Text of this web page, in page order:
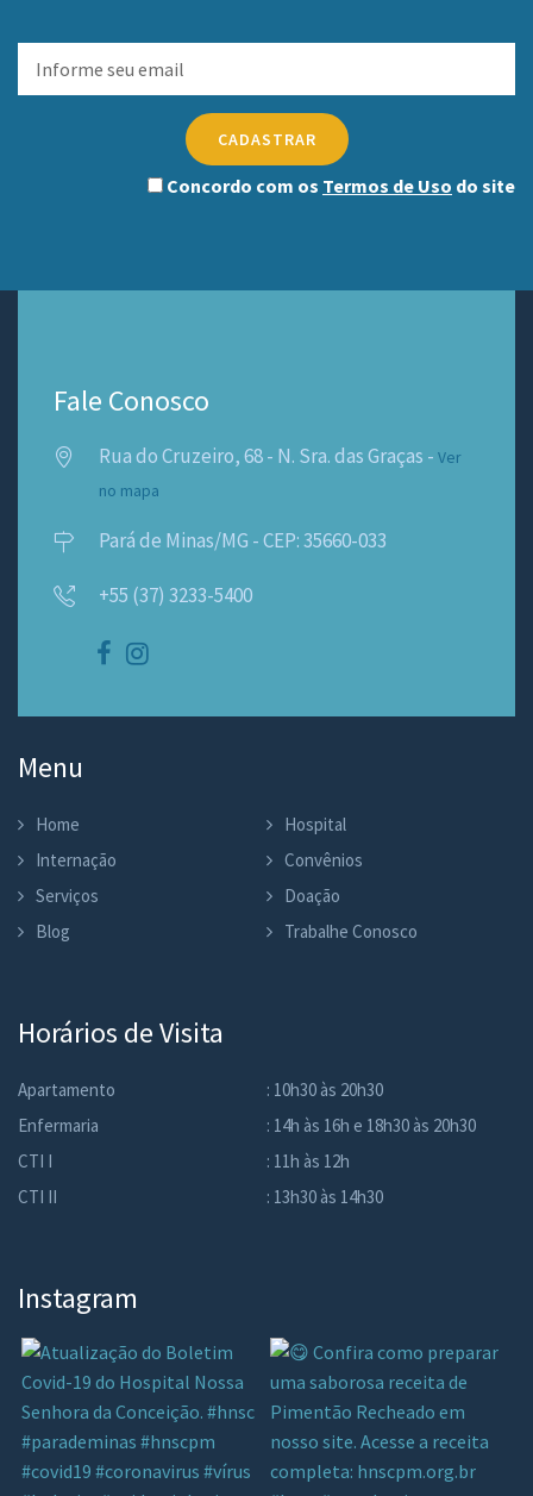
CADASTRAR
Concordo com os Termos de Uso do site
Fale Conosco
Rua do Cruzeiro, 68 - N. Sra. das Graças - Ver
no mapa
Pará de Minas/MG - CEP: 35660-033
+55 (37) 3233-5400
Menu
Home
Hospital
Internação
Convênios
Serviços
Doação
Blog
Trabalhe Conosco
Horários de Visita
Apartamento
: 10h30 às 20h30
Enfermaria
: 14h às 16h e 18h30 às 20h30
CTI I
: 11h às 12h
CTI II
: 13h30 às 14h30
Instagram